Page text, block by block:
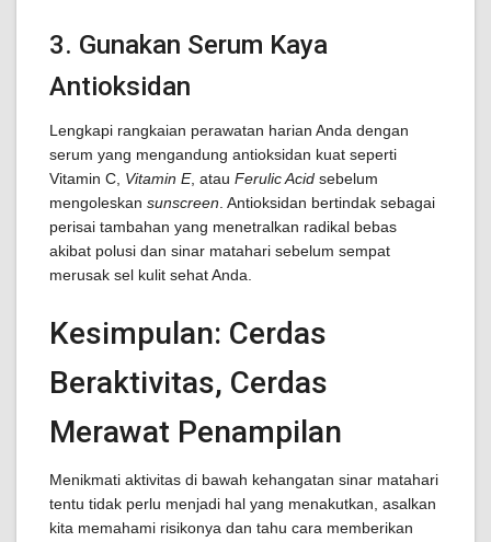
3. Gunakan Serum Kaya
Antioksidan
Lengkapi rangkaian perawatan harian Anda dengan
serum yang mengandung antioksidan kuat seperti
Vitamin C, Vitamin E, atau Ferulic Acid sebelum
mengoleskan sunscreen . Antioksidan bertindak sebagai
perisai tambahan yang menetralkan radikal bebas
akibat polusi dan sinar matahari sebelum sempat
merusak sel kulit sehat Anda.
Kesimpulan: Cerdas
Beraktivitas, Cerdas
Merawat Penampilan
Menikmati aktivitas di bawah kehangatan sinar matahari
tentu tidak perlu menjadi hal yang menakutkan, asalkan
kita memahami risikonya dan tahu cara memberikan